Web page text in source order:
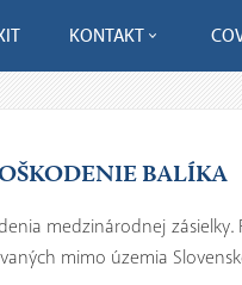
KONTAKT
BALÍKA
medzinárodnej
mimo územia